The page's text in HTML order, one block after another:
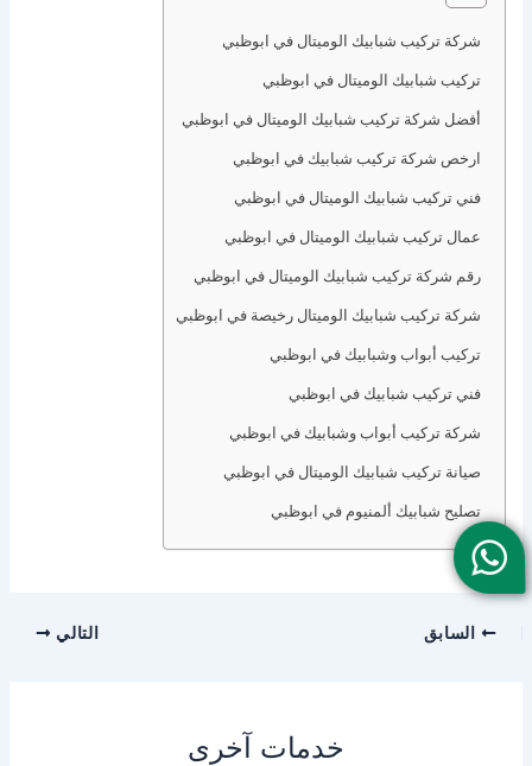
شركة تركيب شبابيك الوميتال في ابوظبي
تركيب شبابيك الوميتال في ابوظبي
أفضل شركة تركيب شبابيك الوميتال في ابوظبي
ارخص شركة تركيب شبابيك في ابوظبي
فني تركيب شبابيك الوميتال في ابوظبي
عمال تركيب شبابيك الوميتال في ابوظبي
رقم شركة تركيب شبابيك الوميتال في ابوظبي
شركة تركيب شبابيك الوميتال رخيصة في ابوظبي
تركيب أبواب وشبابيك في ابوظبي
فني تركيب شبابيك في ابوظبي
شركة تركيب أبواب وشبابيك في ابوظبي
صيانة تركيب شبابيك الوميتال في ابوظبي
تصليح شبابيك ألمنيوم في ابوظبي
السابق التالي
خدمات آخرى